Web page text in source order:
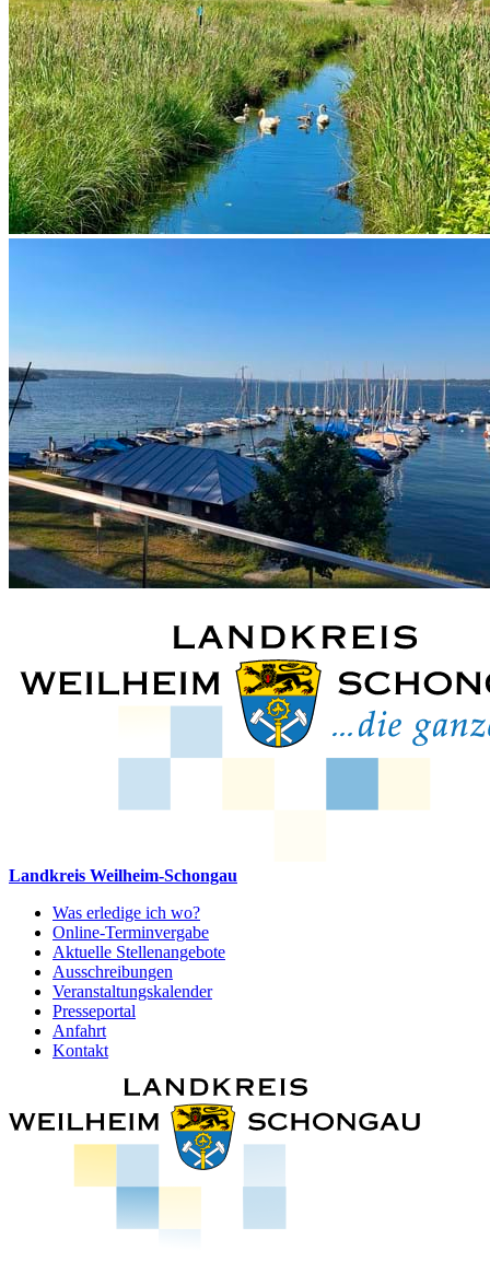
Landkreis Weilheim-Schongau
Was erledige ich wo?
Online-Terminvergabe
Aktuelle Stellenangebote
Ausschreibungen
Veranstaltungskalender
Presseportal
Anfahrt
Kontakt